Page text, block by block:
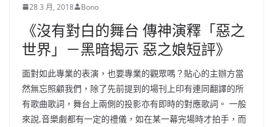
28 3 月, 2018 Bono
《沒有對白的舞台 傳神演釋「惡之
世界」－黑暗揭示 惡之娘短評》
面對如此專業的表演，也要專業的觀眾嗎？貼心的主辦方當
然無忘照顧我們，除了先前提到的場刊上印有連同翻譯的所
有歌曲歌詞，舞台上兩側的投影亦有即時的對應歌詞。 一般
來說,音樂劇都有一定的禮儀，如在某一幕完場時才拍手，而